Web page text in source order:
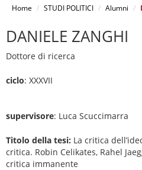
principale
Home STUDI POLITICI Alumni
DANIELE ZANGHI
Dottore di ricerca
ciclo: XXXVII
supervisore: Luca Scuccimarra
Titolo della tesi: La critica
critica. Robin Celikates, Rahel
critica immanente